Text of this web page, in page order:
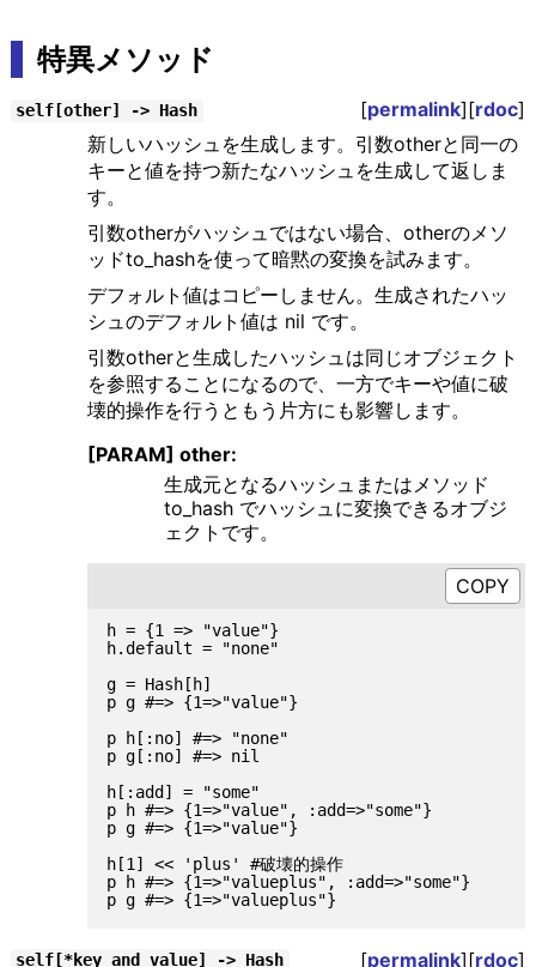
特異メソッド
self[other] -> Hash [permalink][rdoc]
新しいハッシュを生成します。引数otherと同一の
キーと値を持つ新たなハッシュを生成して返しま
す。
引数otherがハッシュではない場合、otherのメソ
ッドto_hashを使って暗黙の変換を試みます。
デフォルト値はコピーしません。生成されたハッ
シュのデフォルト値は nil です。
引数otherと生成したハッシュは同じオブジェクト
を参照することになるので、一方でキーや値に破
壊的操作を行うともう片方にも影響します。
[PARAM] other:
生成元となるハッシュまたはメソッド
to_hash でハッシュに変換できるオブジ
ェクトです。
h = {1 => "value"}
h.default = "none"
g = Hash[h]
p g #=> {1=>"value"}
p h[:no] #=> "none"
p g[:no] #=> nil
h[:add] = "some"
p h #=> {1=>"value", :add=>"some"}
p g #=> {1=>"value"}
h[1] << 'plus' #破壊的操作
p h #=> {1=>"valueplus", :add=>"some"}
self[*key_and_value] -> Hash [permalink][rdoc]